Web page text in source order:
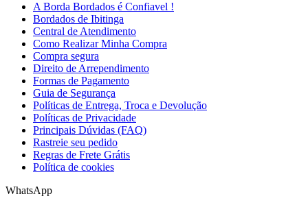
A Borda Bordados é Confiavel !
Bordados de Ibitinga
Central de Atendimento
Como Realizar Minha Compra
Compra segura
Direito de Arrependimento
Formas de Pagamento
Guia de Segurança
Políticas de Entrega, Troca e Devolução
Políticas de Privacidade
Principais Dúvidas (FAQ)
Rastreie seu pedido
Regras de Frete Grátis
Política de cookies
WhatsApp